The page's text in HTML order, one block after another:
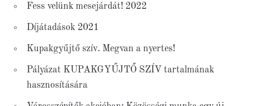
Fess velünk mesejárdát! 2022
Díjátadások 2021
Kupakgyűjtő szív. Megvan a nyertes!
Pályázat KUPAKGYŰJTŐ SZÍV tartalmának
hasznosítására